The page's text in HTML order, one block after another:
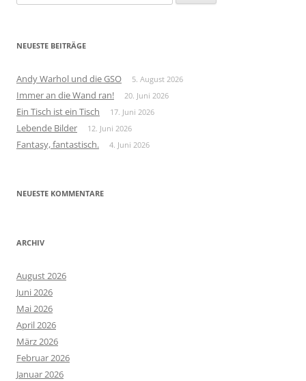
nach:
NEUESTE BEITRÄGE
Andy Warhol und die GSO 5. August 2026
Immer an die Wand ran! 20. Juni 2026
Ein Tisch ist ein Tisch 17. Juni 2026
Lebende Bilder 12. Juni 2026
Fantasy, fantastisch. 4. Juni 2026
NEUESTE KOMMENTARE
ARCHIV
August 2026
Juni 2026
Mai 2026
April 2026
März 2026
Februar 2026
Januar 2026